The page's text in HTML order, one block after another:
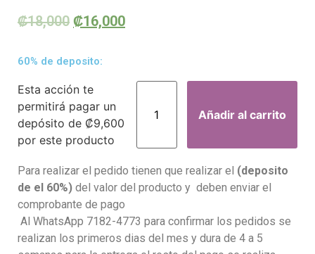
₡18,000 ₡16,000
60% de deposito:
Esta acción te
permitirá pagar un
depósito de ₡9,600
por este producto
Añadir al carrito
Para realizar el pedido tienen que realizar el (deposito
de el 60%) del valor del producto y deben enviar el
comprobante de pago
Al WhatsApp 7182-4773 para confirmar los pedidos se
realizan los primeros dias del mes y dura de 4 a 5